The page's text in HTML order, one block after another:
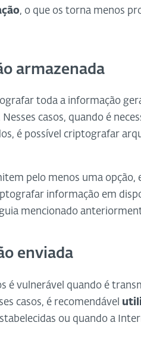
, o que os torna menos
armazenada
toda a informação
casos, quando é
é possível criptografar
pelo menos uma opção,
informação em
mencionado
enviada
é vulnerável quando é
casos, é recomendável
ou quando a